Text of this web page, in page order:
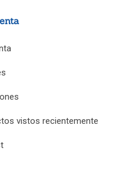
vistos recientemente